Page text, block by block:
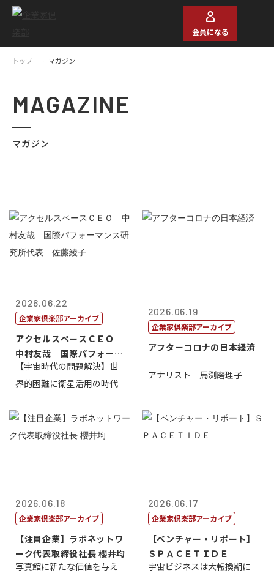
会員になる
トップ マガジン
MAGAZINE
マガジン
2026.06.22
企業家倶楽部アーカイブ
アクセルスペースＣＥＯ
中村友哉 国際パフォーマ
ンス研究所代...
【宇宙時代の問題解決】世
界的困難に衛星活用の時代
2026.06.19
企業家倶楽部アーカイブ
アフターコロナの日本経済
アナリスト 馬渕磨理子
2026.06.18
企業家倶楽部アーカイブ
【注目企業】ラボネットワ
ーク代表取締役社長 櫻井均
写真館に新たな価値を与え
2026.06.17
企業家倶楽部アーカイブ
【ベンチャー・リポート】
ＳＰＡＣＥＴＩＤＥ
宇宙ビジネスは大転換期に